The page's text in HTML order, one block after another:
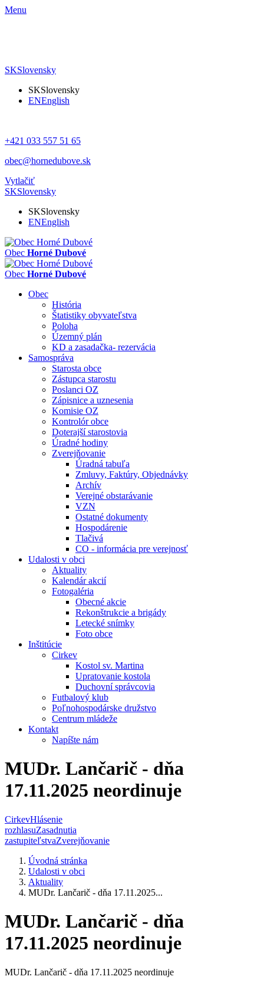
Menu
SKSlovensky
SKSlovensky
ENEnglish
+421 033 557 51 65
obec@hornedubove.sk
Vytlačiť
SKSlovensky
SKSlovensky
ENEnglish
Obec Horné Dubové
Obec Horné Dubové
Obec
História
Štatistiky obyvateľstva
Poloha
Územný plán
KD a zasadačka- rezervácia
Samospráva
Starosta obce
Zástupca starostu
Poslanci OZ
Zápisnice a uznesenia
Komisie OZ
Kontrolór obce
Doterajší starostovia
Úradné hodiny
Zverejňovanie
Úradná tabuľa
Zmluvy, Faktúry, Objednávky
Archív
Verejné obstarávanie
VZN
Ostatné dokumenty
Hospodárenie
Tlačivá
CO - informácia pre verejnosť
Udalosti v obci
Aktuality
Kalendár akcií
Fotogaléria
Obecné akcie
Rekonštrukcie a brigády
Letecké snímky
Foto obce
Inštitúcie
Cirkev
Kostol sv. Martina
Upratovanie kostola
Duchovní správcovia
Futbalový klub
Poľnohospodárske družstvo
Centrum mládeže
Kontakt
Napíšte nám
MUDr. Lančarič - dňa
17.11.2025 neordinuje
CirkevHlásenie
rozhlasuZasadnutia
zastupiteľstvaZverejňovanie
Úvodná stránka
Udalosti v obci
Aktuality
MUDr. Lančarič - dňa 17.11.2025...
MUDr. Lančarič - dňa
17.11.2025 neordinuje
MUDr. Lančarič - dňa 17.11.2025 neordinuje